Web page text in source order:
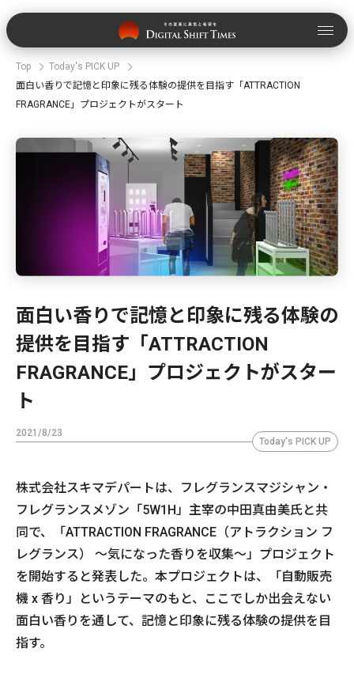
Top
Today's PICK UP
面白い香りで記憶と印象に残る体験の提供を目指す「ATTRACTION
FRAGRANCE」プロジェクトがスタート
面白い香りで記憶と印象に残る体験の
提供を目指す「ATTRACTION
FRAGRANCE」プロジェクトがスター
ト
2021/8/23
Today's PICK UP
株式会社スキマデパートは、フレグランスマジシャン・
フレグランスメゾン「5W1H」主宰の中田真由美氏と共
同で、「ATTRACTION FRAGRANCE（アトラクション フ
レグランス） ～気になった香りを収集～」プロジェクト
を開始すると発表した。本プロジェクトは、「自動販売
機 x 香り」というテーマのもと、ここでしか出会えない
面白い香りを通して、記憶と印象に残る体験の提供を目
指す。